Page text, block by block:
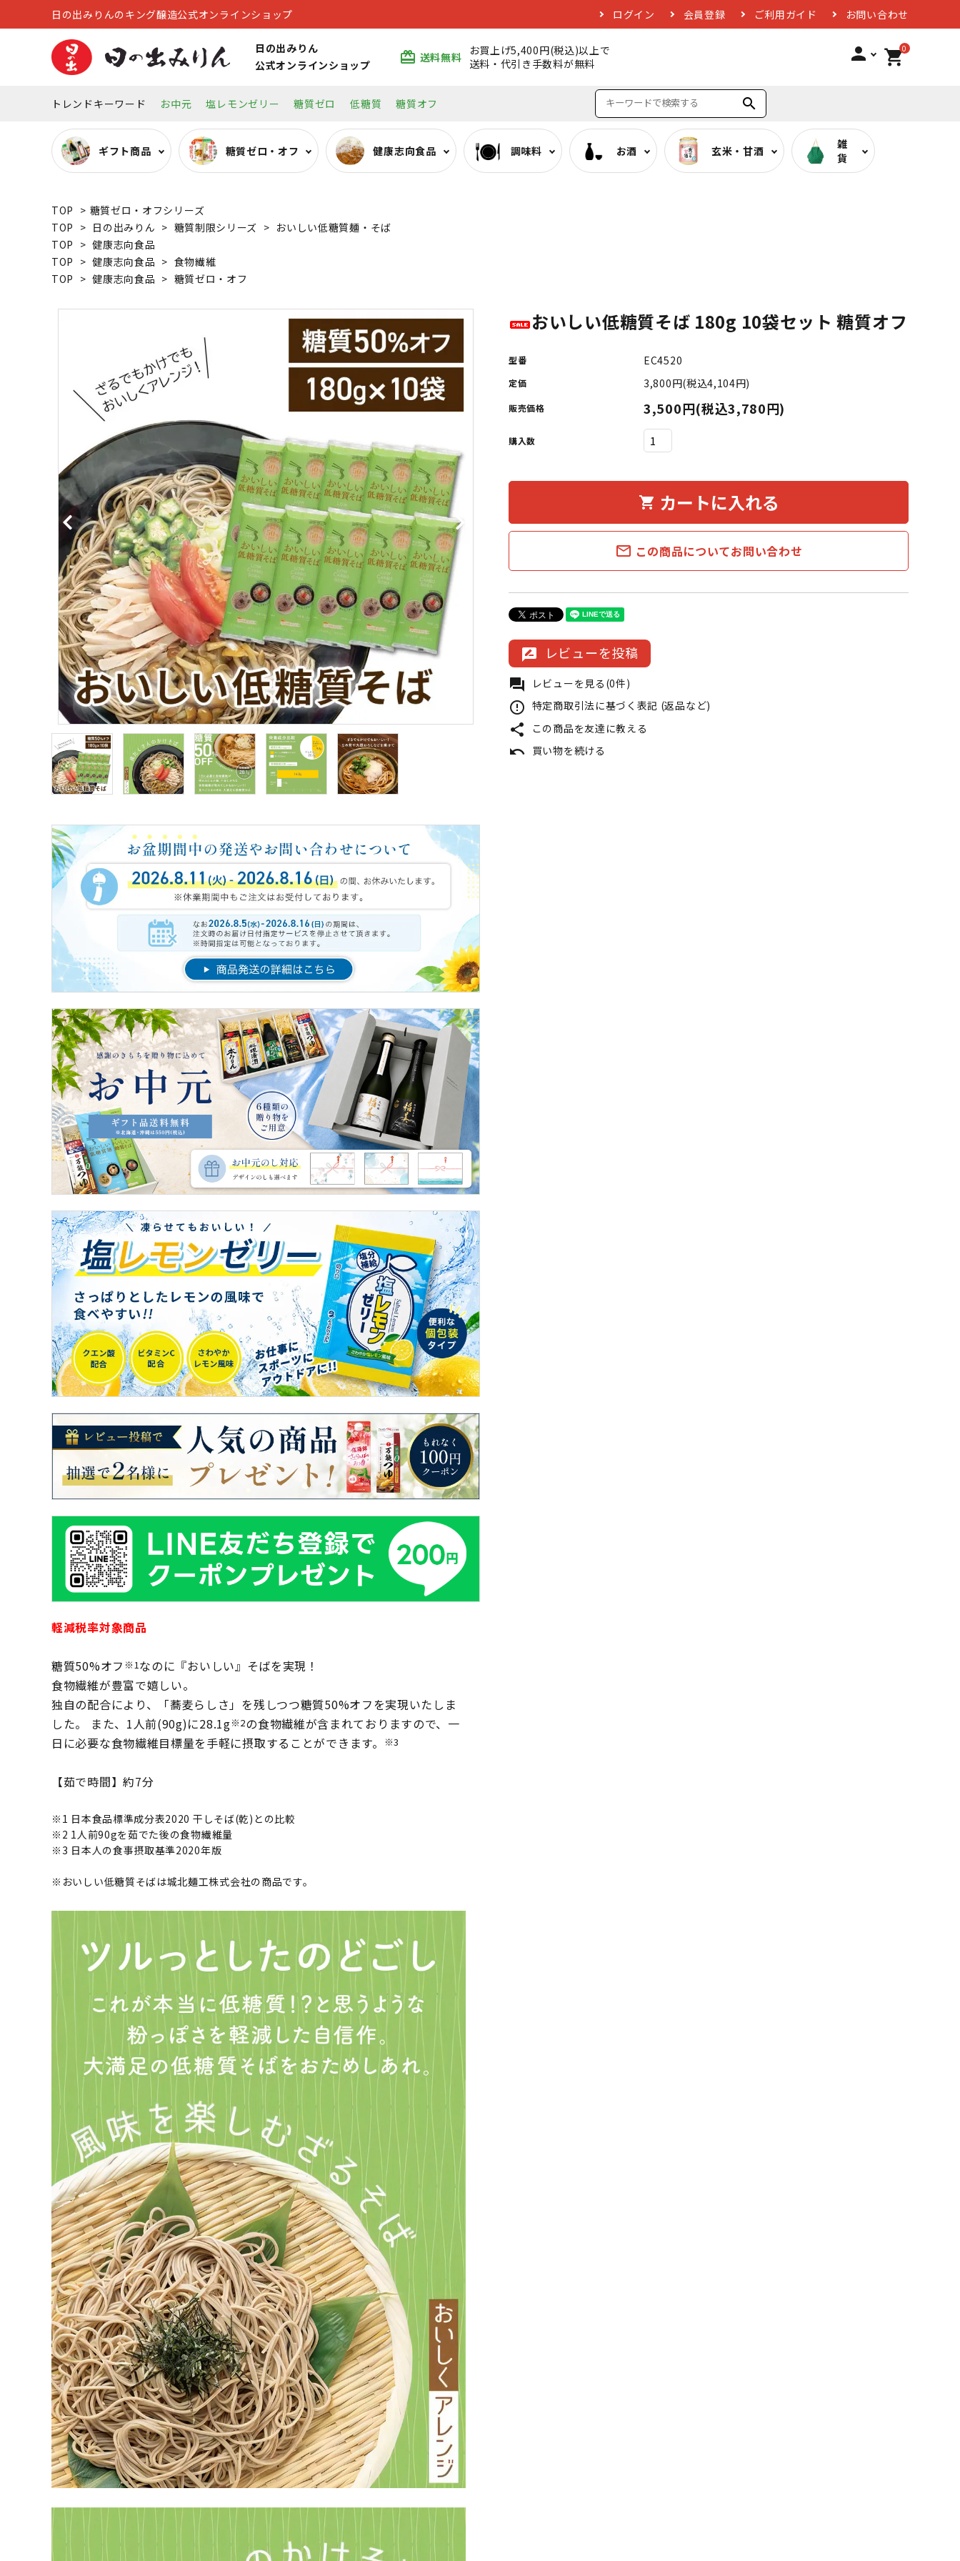
日の出みりんのキング醸造公式オンラインショップ ログイン 会員登録 ご利用ガイド お問い合わせ
日の出みりん
公式オンラインショップ
card_giftcard 送料無料
お買上げ5,400円(税込)以上で
送料・代引き手数料が無料
person 0
shopping_cart
トレンドキーワード お中元 塩レモンゼリー 糖質ゼロ 低糖質 糖質オフ search
ギフト商品 糖質ゼロ・オフ
糖質ゼロ・オフ調味料 ぷるんちゃんシリーズ
健康志向食品 調味料
オーガニック調味料 みりん類
その他
お酒
リキュール 日本酒
玄米・甘酒
雑
貨
キッチン雑貨 エコバッグ
TOP > 糖質ゼロ・オフシリーズ
TOP > 日の出みりん > 糖質制限シリーズ > おいしい低糖質麺・そば
TOP > 健康志向食品
TOP > 健康志向食品 > 食物繊維
TOP > 健康志向食品 > 糖質ゼロ・オフ
軽減税率対象商品
糖質50%オフ ※1なのに『おいしい』そばを実現！
食物繊維が豊富で嬉しい。
独自の配合により、「蕎麦らしさ」を残しつつ糖質50%オフを実現いたしま
した。 また、1人前(90g)に28.1g※2の食物繊維が含まれておりますので、一
日に必要な食物繊維目標量を手軽に摂取することができます。
※3
【茹で時間】約7分
※1 日本食品標準成分表2020 干しそば(乾)との比較
※2 1人前90gを茹でた後の食物繊維量
※3 日本人の食事摂取基準2020年版
※おいしい低糖質そばは城北麺工株式会社の商品です。
おいしい低糖質そば 180g 10袋セット 糖質オフ
型番 EC4520
定価 3,800円(税込4,104円)
販売価格 3,500円(税込3,780円)
購入数
shopping_cart カートに入れる
mail_outline この商品についてお問い合わせ
rate_review レビューを投稿
forum レビューを見る(0件)
error_outline 特定商取引法に基づく表記 (返品など)
share この商品を友達に教える
undo 買い物を続ける